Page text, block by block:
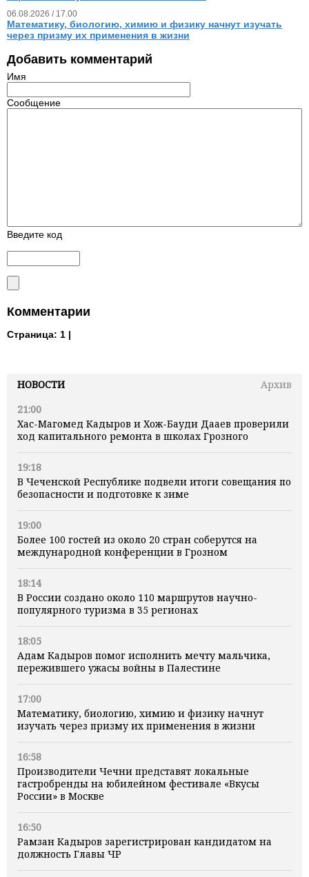
НОВОСТИ
Архив
21:00
Хас-Магомед Кадыров и Хож-Бауди Дааев проверили
ход капитального ремонта в школах Грозного
19:18
В Чеченской Республике подвели итоги совещания по
безопасности и подготовке к зиме
19:00
Более 100 гостей из около 20 стран соберутся на
международной конференции в Грозном
18:14
В России создано около 110 маршрутов научно-
популярного туризма в 35 регионах
18:05
Адам Кадыров помог исполнить мечту мальчика,
пережившего ужасы войны в Палестине
17:00
Математику, биологию, химию и физику начнут
изучать через призму их применения в жизни
16:58
Производители Чечни представят локальные
гастробренды на юбилейном фестивале «Вкусы
России» в Москве
16:50
Рамзан Кадыров зарегистрирован кандидатом на
должность Главы ЧР
06.08.2026 / 17.00
Математику, биологию, химию и физику начнут изучать
через призму их применения в жизни
Добавить комментарий
Имя
Сообщение
Введите код
Комментарии
Страница: 1 |